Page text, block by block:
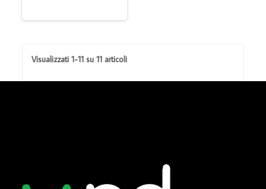
Visualizzati 1-11 su 11 articoli